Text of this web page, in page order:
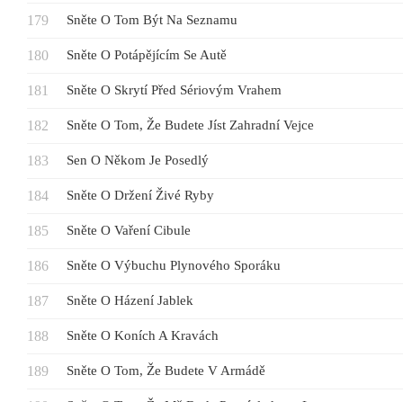
Sněte O Tom Být Na Seznamu
Sněte O Potápějícím Se Autě
Sněte O Skrytí Před Sériovým Vrahem
Sněte O Tom, Že Budete Jíst Zahradní Vejce
Sen O Někom Je Posedlý
Sněte O Držení Živé Ryby
Sněte O Vaření Cibule
Sněte O Výbuchu Plynového Sporáku
Sněte O Házení Jablek
Sněte O Koních A Kravách
Sněte O Tom, Že Budete V Armádě